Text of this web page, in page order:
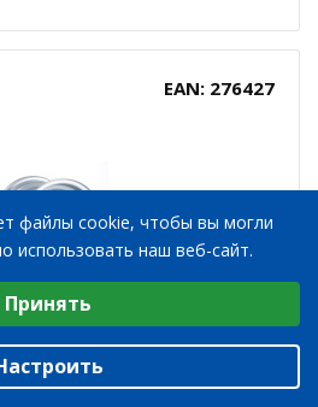
EAN: 276427
RAL9006 6007 2RS
файлы cookie, чтобы вы могли
использовать наш веб-сайт.
Принять